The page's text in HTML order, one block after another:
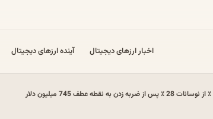
اخبار ارزهای دیجیتال آینده ارزهای دیجیتال